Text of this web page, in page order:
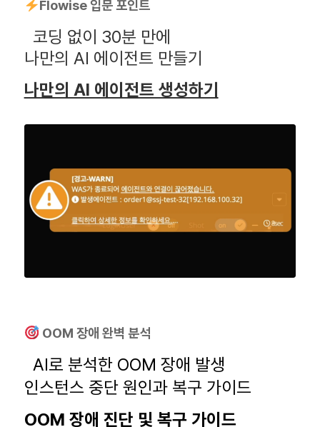
Flowise 입문 포인트
코딩 없이 30분 만에
나만의 AI 에이전트 만들기
나만의 AI 에이전트 생성하기
OOM 장애 완벽 분석
AI로 분석한 OOM 장애 발생
인스턴스 중단 원인과 복구 가이드
OOM 장애 진단 및 복구 가이드